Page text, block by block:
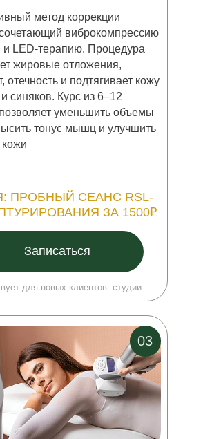
03
Записаться
для новых клиентов студии
ПРОБНЫЙ СЕАНС RSL-
ЗА 1500₽
метод коррекции
виброкомпрессию
LED-терапию. Процедура
жировые отложения,
отечность и подтягивает кожу
синяков. Курс из 6–12
уменьшить объемы
тонус мышц и улучшить
кожи